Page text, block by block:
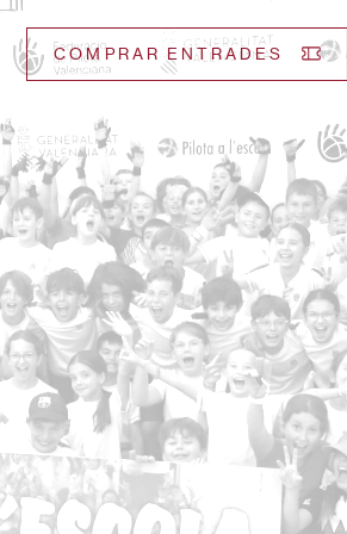
COMPRAR ENTRADES